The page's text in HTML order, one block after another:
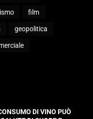
film
geopolitica
DI VINO PUÒ